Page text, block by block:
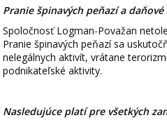
Pranie špinavých peňazí a
Spoločnosť Logman-Považan
Pranie špinavých peňazí sa
nelegálnych aktivít, vrátane
podnikateľské aktivity.
Nasledujúce platí pre všetkých